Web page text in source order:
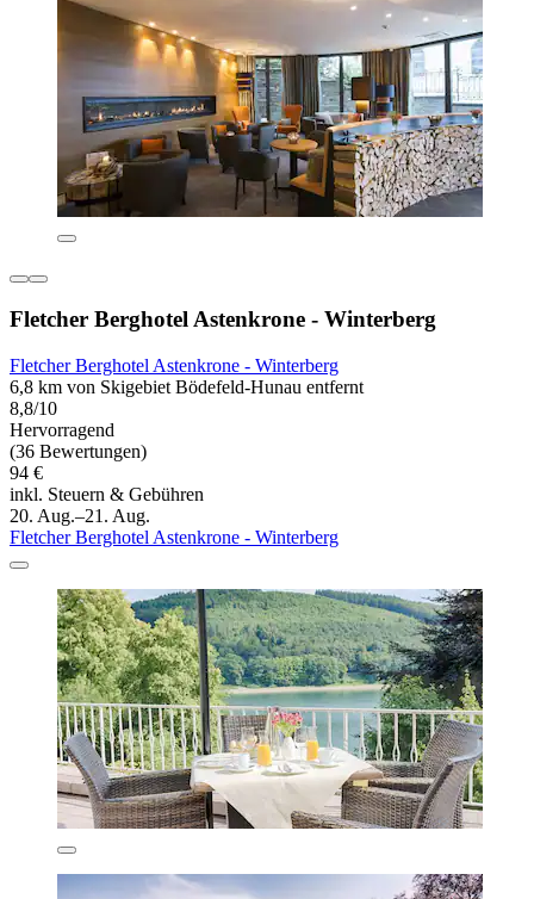
Fletcher Berghotel Astenkrone - Winterberg
Fletcher Berghotel Astenkrone - Winterberg
6,8 km von Skigebiet Bödefeld-Hunau entfernt
8,8/10
Hervorragend
(36 Bewertungen)
94 €
inkl. Steuern & Gebühren
20. Aug.–21. Aug.
Fletcher Berghotel Astenkrone - Winterberg